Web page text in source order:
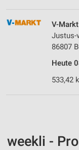
V-
Justus-
86807
Heute
533,42
weekli -